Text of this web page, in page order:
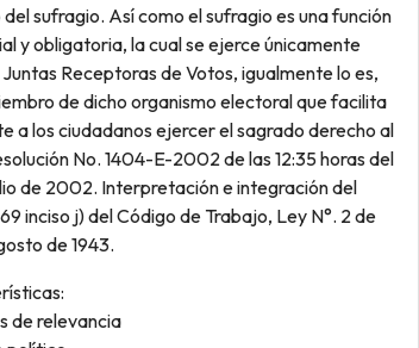
sufragio. Así como el sufragio es una función
y obligatoria, la cual se ejerce únicamente
Receptoras de Votos, igualmente lo es,
de dicho organismo electoral que facilita
a los ciudadanos ejercer el sagrado derecho al
No. 1404-E-2002 de las 12:35 horas del
de 2002. Interpretación e integración del
inciso j) del Código de Trabajo, Ley N°. 2 de
de 1943.
de relevancia